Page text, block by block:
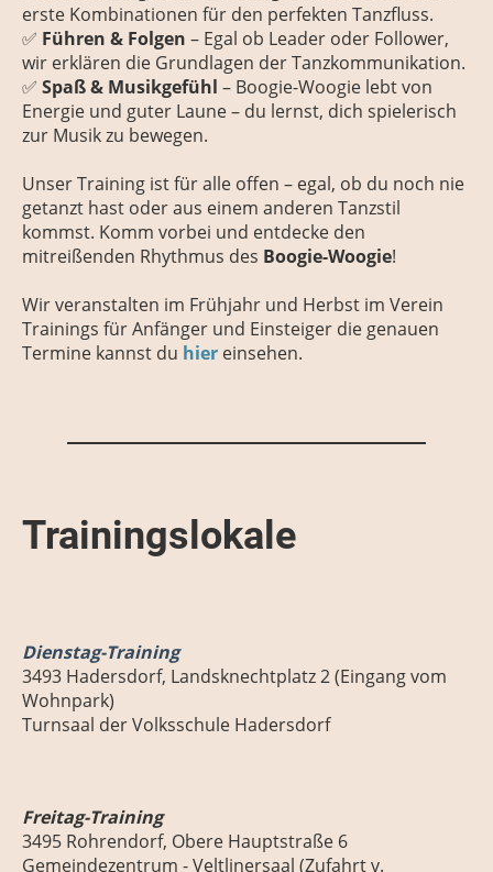
erste Kombinationen für den perfekten Tanzfluss.
✅ Führen & Folgen – Egal ob Leader oder Follower,
wir erklären die Grundlagen der Tanzkommunikation.
✅ Spaß & Musikgefühl – Boogie-Woogie lebt von
Energie und guter Laune – du lernst, dich spielerisch
zur Musik zu bewegen.
Unser Training ist für alle offen – egal, ob du noch nie
getanzt hast oder aus einem anderen Tanzstil
kommst. Komm vorbei und entdecke den
mitreißenden Rhythmus des Boogie-Woogie!
Wir veranstalten im Frühjahr und Herbst im Verein
Trainings für Anfänger und Einsteiger die genauen
Termine kannst du hier einsehen.
Trainingslokale
Dienstag-Training
3493 Hadersdorf, Landsknechtplatz 2 (Eingang vom
Wohnpark)
Turnsaal der Volksschule Hadersdorf
Freitag-Training
3495 Rohrendorf, Obere Hauptstraße 6
Gemeindezentrum - Veltlinersaal (Zufahrt v.